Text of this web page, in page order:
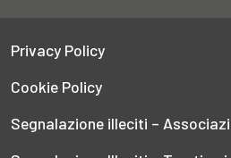
Privacy Policy
Cookie Policy
Segnalazione illeciti –